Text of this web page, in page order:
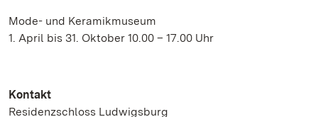
Mode- und Keramikmuseum
1. April bis 31. Oktober 10.00 – 17.00 Uhr
Kontakt
Residenzschloss Ludwigsburg